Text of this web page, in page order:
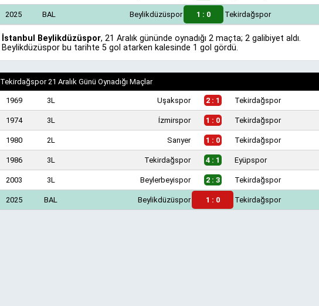
2025 BAL Beylikdüzüspor 1 : 0 Tekirdağspor
İstanbul Beylikdüzüspor, 21 Aralık gününde oynadığı 2 maçta; 2 galibiyet aldı.
Beylikdüzüspor bu tarihte 5 gol atarken kalesinde 1 gol gördü.
Tekirdağspor 21 Aralık Günü Oynadığı Maçlar
1969 3L Uşakspor 2 : 1 Tekirdağspor
1974 3L İzmirspor 1 : 0 Tekirdağspor
1980 2L Sarıyer 1 : 0 Tekirdağspor
1986 3L Tekirdağspor 4 : 1 Eyüpspor
2003 3L Beylerbeyispor 2 : 3 Tekirdağspor
2025 BAL Beylikdüzüspor 1 : 0 Tekirdağspor